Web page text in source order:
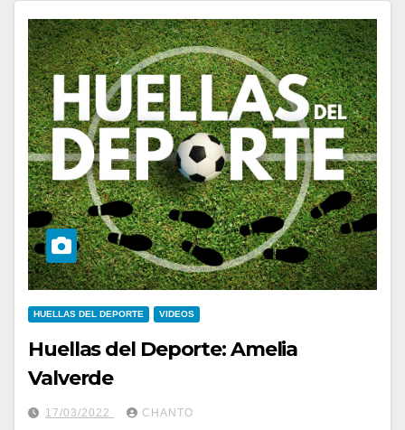
HUELLAS DEL DEPORTE VIDEOS
Huellas del Deporte: Amelia
Valverde
17/03/2022 CHANTO